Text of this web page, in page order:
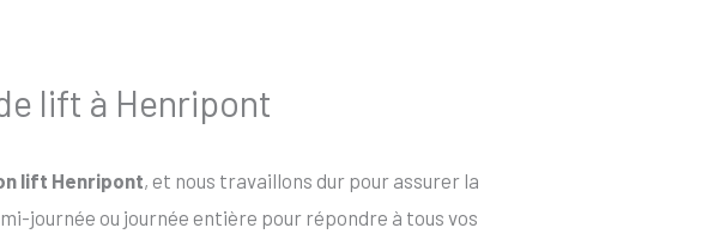
lift à Henripont
lift Henripont, et nous travaillons dur pour assurer la
journée ou journée entière pour répondre à tous vos